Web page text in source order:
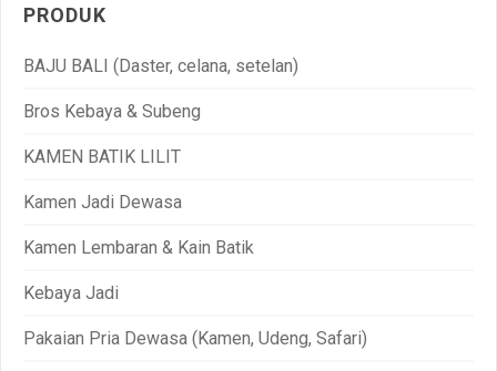
PRODUK
BAJU BALI (Daster, celana, setelan)
Bros Kebaya & Subeng
KAMEN BATIK LILIT
Kamen Jadi Dewasa
Kamen Lembaran & Kain Batik
Kebaya Jadi
Pakaian Pria Dewasa (Kamen, Udeng, Safari)